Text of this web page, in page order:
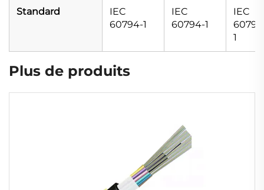
Standard
IEC
60794-1
IEC
60794-1
IEC
1
Plus de produits